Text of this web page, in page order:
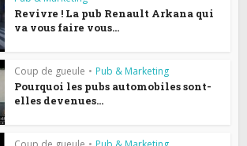
Revivre ! La pub Renault Arkana qui
va vous faire vous...
Coup de gueule • Pub & Marketing
Pourquoi les pubs automobiles sont-
elles devenues...